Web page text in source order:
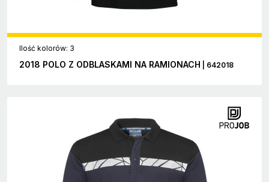
Ilość kolorów: 3
2018 POLO Z ODBLASKAMI NA RAMIONACH | 642018